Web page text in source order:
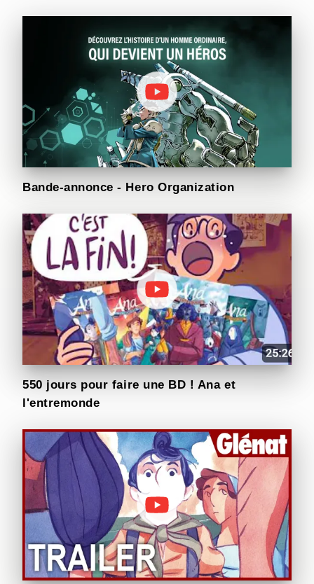
Bande-annonce - Hero Organization
550 jours pour faire une BD ! Ana et
l'entremonde